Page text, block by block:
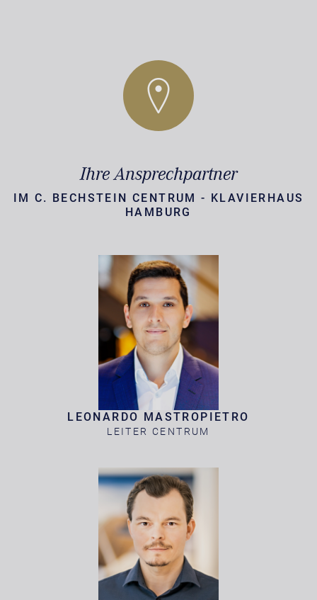
Ihre Ansprechpartner
IM C. BECHSTEIN CENTRUM - KLAVIERHAUS
HAMBURG
LEONARDO MASTROPIETRO
LEITER CENTRUM